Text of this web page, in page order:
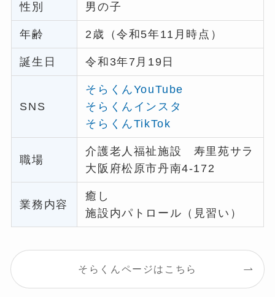
性別 男の子
年齢 2歳（令和5年11月時点）
誕生日 令和3年7月19日
SNS
そらくんYouTube
そらくんインスタ
そらくんTikTok
職場
介護老人福祉施設 寿里苑サラ
大阪府松原市丹南4-172
業務内容
癒し
施設内パトロール（見習い）
そらくんページはこちら